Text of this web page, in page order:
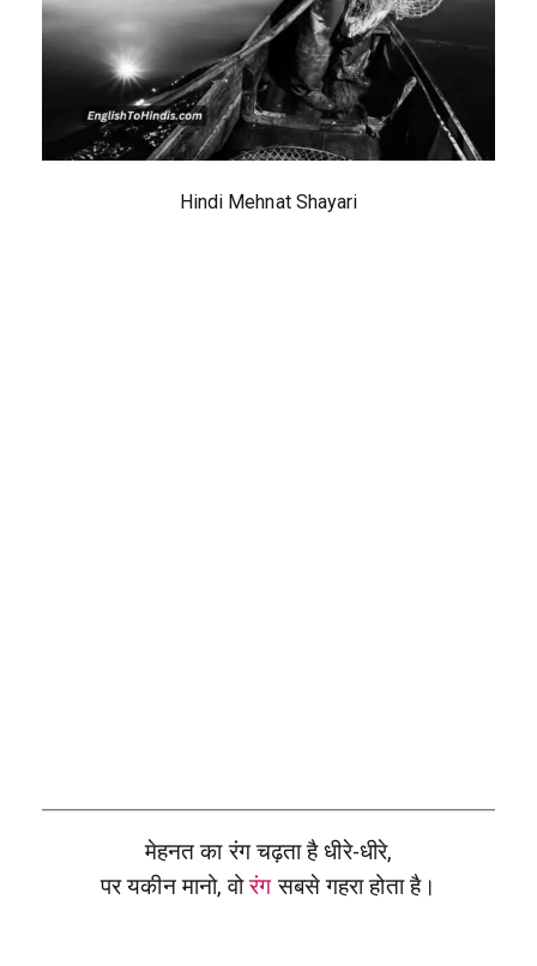
Hindi Mehnat Shayari
मेहनत का रंग चढ़ता है धीरे-धीरे,
पर यकीन मानो, वोरंग सबसे गहरा होता है।